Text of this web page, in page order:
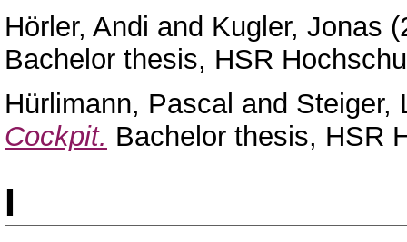
Hörler, Andi and Kugler, Jonas
Bachelor thesis, HSR
Hürlimann, Pascal and Steiger,
Cockpit. Bachelor thesis, HSR
I